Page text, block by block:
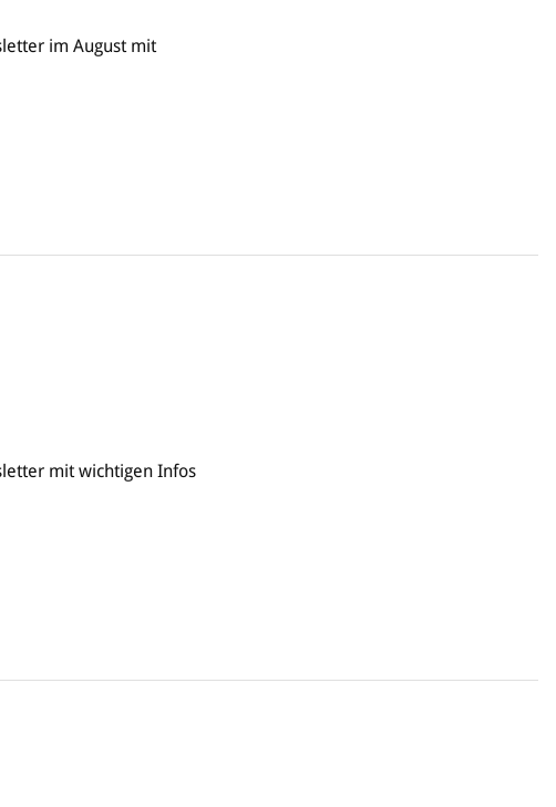
im August mit
mit wichtigen Infos